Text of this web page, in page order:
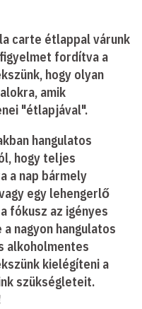
carte étlappal várunk
fordítva a
hogy olyan
amik
"étlapjával".
hangulatos
hogy teljes
a nap bármely
egy lehengerlő
fókusz az igényes
nagyon hangulatos
alkoholmentes
kielégíteni a
szükségleteit.